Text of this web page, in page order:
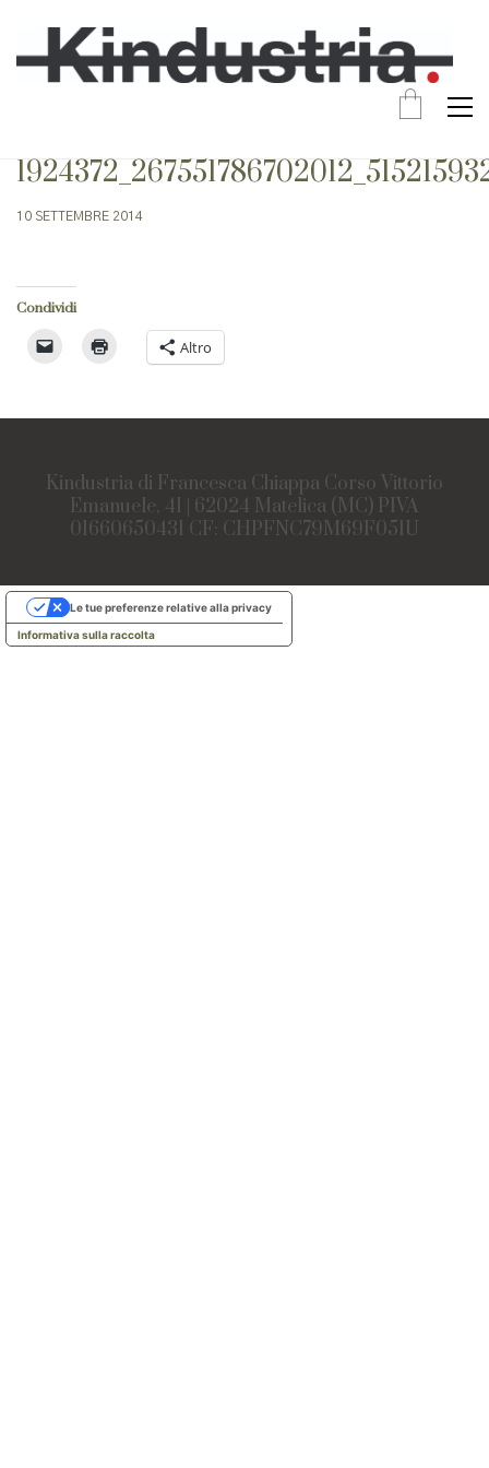
10 SETTEMBRE 2014
Condividi
Altro
Kindustria di Francesca Chiappa Corso Vittorio
Emanuele, 41 | 62024 Matelica (MC) PIVA
01660650431 CF: CHPFNC79M69F051U
Informativa sulla raccolta
Le tue preferenze relative alla privacy